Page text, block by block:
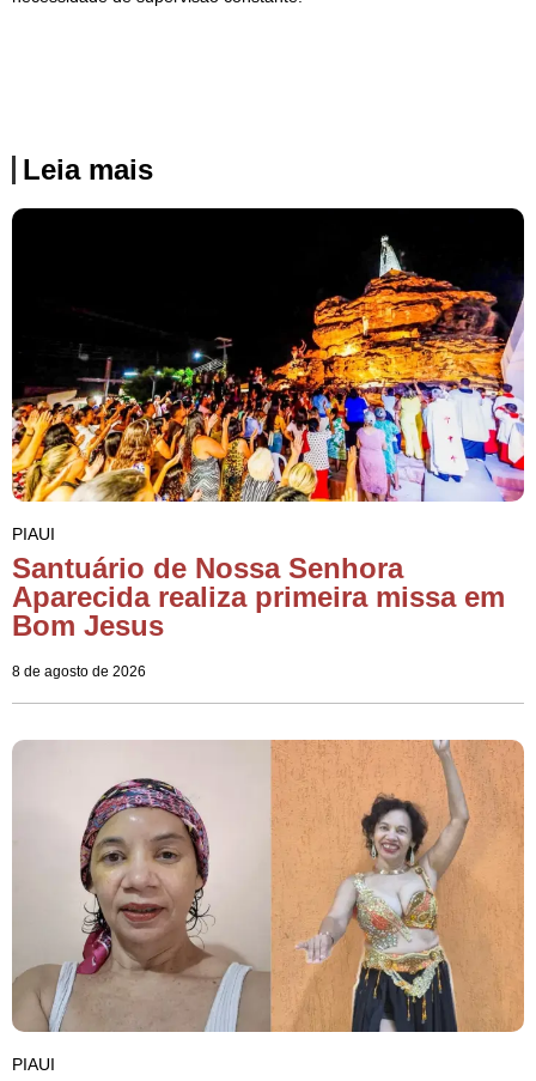
Leia mais
PIAUI
Santuário de Nossa Senhora
Aparecida realiza primeira missa em
Bom Jesus
8 de agosto de 2026
PIAUI